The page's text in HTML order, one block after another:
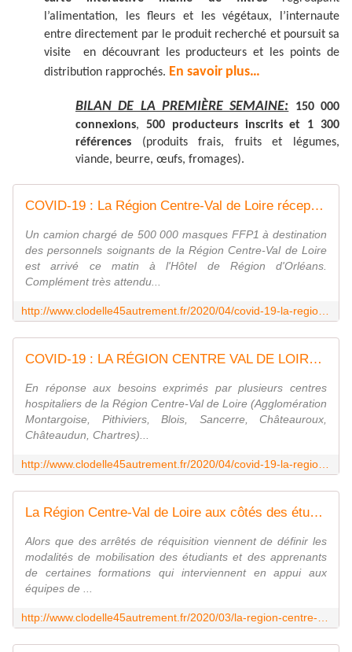
l’alimentation, les fleurs et les végétaux, l’internaute
entre directement par le produit recherché et poursuit sa
visite en découvrant les producteurs et les points de
distribution rapprochés. En savoir plus…
BILAN DE LA PREMIÈRE SEMAINE:
150 000
connexions, 500 producteurs inscrits et 1 300
références (produits frais, fruits et légumes,
viande, beurre, œufs, fromages).
COVID-19 : La Région Centre-Val de Loire réceptionne ce matin une commande de 500000 masques FFP1 - VIVRE AUTREMENT VOS LOISIRS avec Clodelle
Un camion chargé de 500 000 masques FFP1 à destination
des personnels soignants de la Région Centre-Val de Loire
est arrivé ce matin à l'Hôtel de Région d'Orléans.
Complément très attendu...
COVID-19 : LA RÉGION CENTRE VAL DE LOIRE fait don de 20 000 paires de gants, 40 000 charlottes et de matériel - VIVRE AUTREMENT VOS LOISIRS avec Clodelle
En réponse aux besoins exprimés par plusieurs centres
hospitaliers de la Région Centre-Val de Loire (Agglomération
Montargoise, Pithiviers, Blois, Sancerre, Châteauroux,
Châteaudun, Chartres)...
La Région Centre-Val de Loire aux côtés des étudiants et apprenants des formations médicales, paramédicales et sociales mobilisés - VIVRE AUTREMENT VOS LOISIRS avec Clodelle
Alors que des arrêtés de réquisition viennent de définir les
modalités de mobilisation des étudiants et des apprenants
de certaines formations qui interviennent en appui aux
équipes de ...